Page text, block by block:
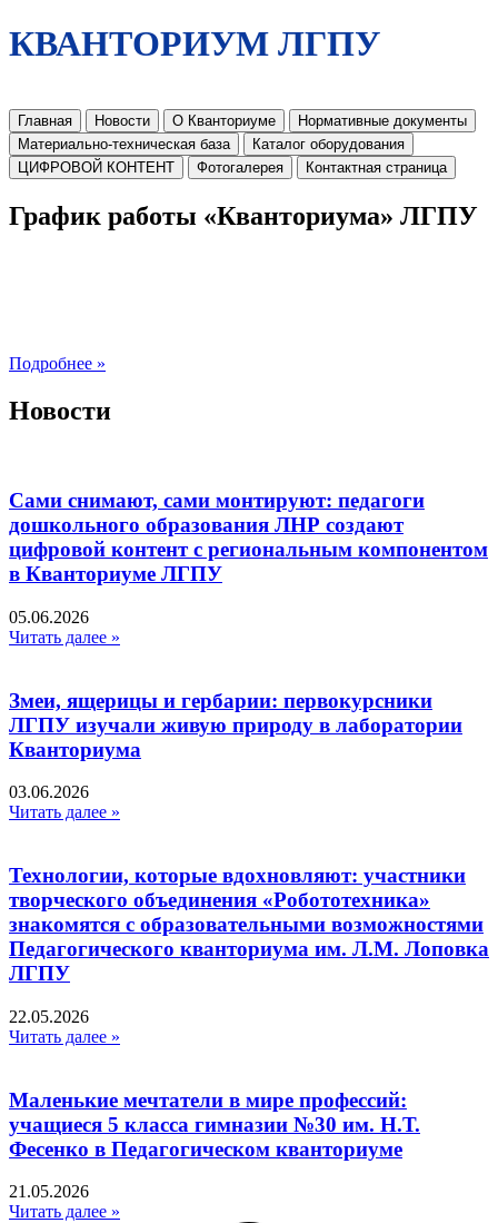
КВАНТОРИУМ ЛГПУ
Главная Новости О Кванториуме
Нормативные документы
Материально-техническая база
Каталог оборудования
ЦИФРОВОЙ КОНТЕНТ
Фотогалерея Контактная страница
График работы «Кванториума» ЛГПУ
Подробнее »
Новости
Сами снимают, сами монтируют: педагоги
дошкольного образования ЛНР создают
цифровой контент с региональным компонентом
в Кванториуме ЛГПУ​
05.06.2026
Читать далее »
Змеи, ящерицы и гербарии: первокурсники
ЛГПУ изучали живую природу в лаборатории
Кванториума
03.06.2026
Читать далее »
Технологии, которые вдохновляют: участники
творческого объединения «Робототехника»
знакомятся с образовательными возможностями
Педагогического кванториума им. Л.М. Лоповка
ЛГПУ
22.05.2026
Читать далее »
Маленькие мечтатели в мире профессий:
учащиеся 5 класса гимназии №30 им. Н.Т.
Фесенко в Педагогическом кванториуме
21.05.2026
Читать далее »